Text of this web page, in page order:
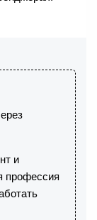
и
профессия